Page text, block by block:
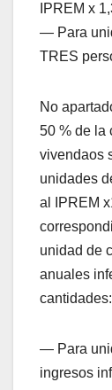
IPREM x
— Para
TRES
No
50 % de la
vivendaos
unidades
al IPREM
unidad de
anuales
cantidades:
— Para
ingresos